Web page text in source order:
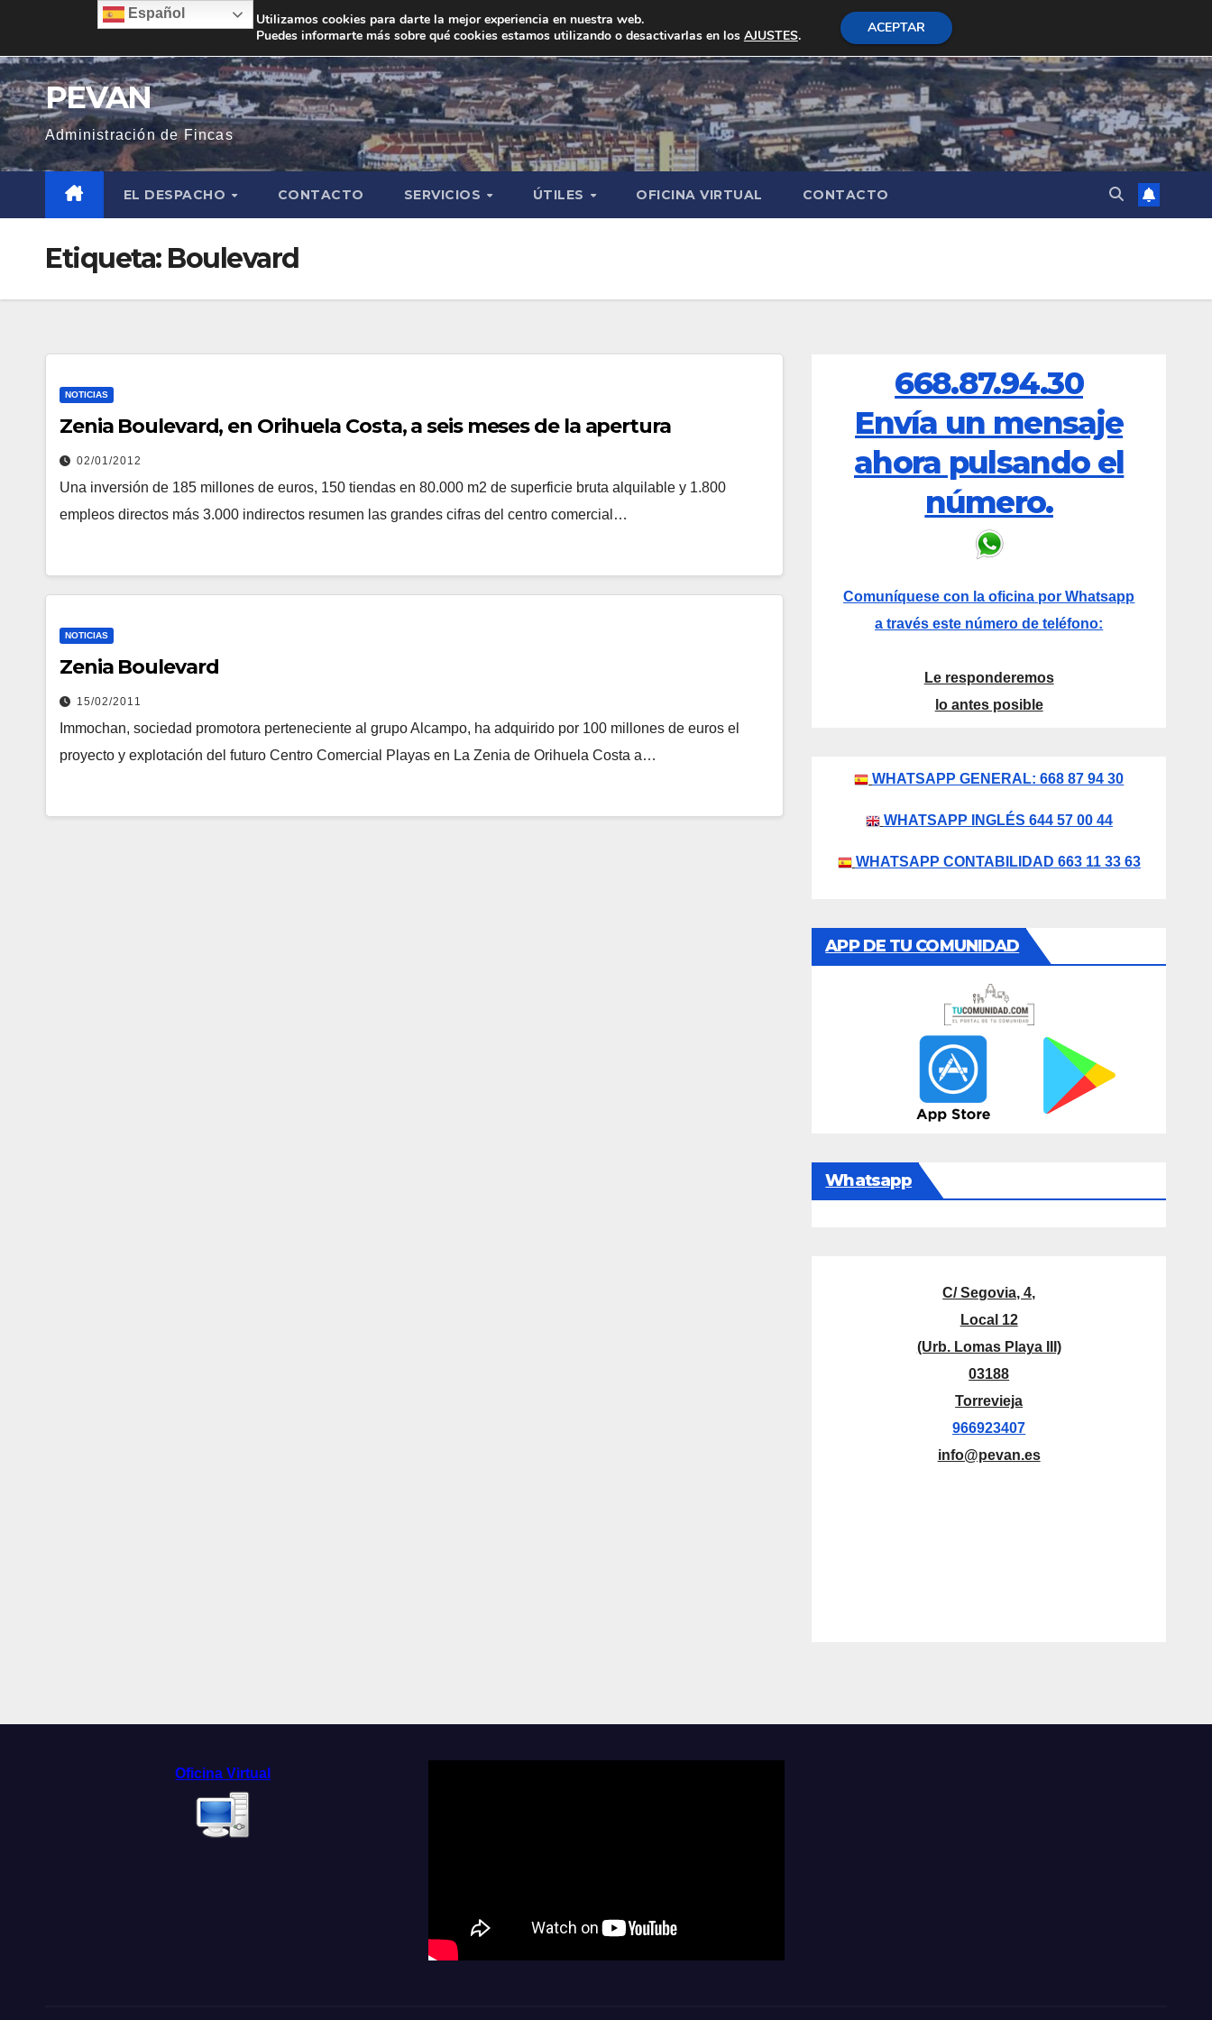
contenido
PEVAN
Administración de Fincas
EL DESPACHO CONTACTO SERVICIOS ÚTILES OFICINA VIRTUAL CONTACTO
Etiqueta: Boulevard
NOTICIAS
Zenia Boulevard, en Orihuela Costa, a seis meses de la apertura
02/01/2012
Una inversión de 185 millones de euros, 150 tiendas en 80.000 m2 de superficie bruta alquilable y 1.800
empleos directos más 3.000 indirectos resumen las grandes cifras del centro comercial…
NOTICIAS
Zenia Boulevard
15/02/2011
Immochan, sociedad promotora perteneciente al grupo Alcampo, ha adquirido por 100 millones de euros el
proyecto y explotación del futuro Centro Comercial Playas en La Zenia de Orihuela Costa a…
668.87.94.30
Envía un mensaje
ahora pulsando el
número.
Comuníquese con la oficina por Whatsapp
a través este número de teléfono:
Le responderemos
lo antes posible
WHATSAPP GENERAL: 668 87 94 30
WHATSAPP INGLÉS 644 57 00 44
WHATSAPP CONTABILIDAD 663 11 33 63
APP DE TU COMUNIDAD
Whatsapp
C/ Segovia, 4,
Local 12
(Urb. Lomas Playa III)
03188
Torrevieja
966923407
info@pevan.es
Oficina Virtual
Español
Utilizamos cookies para darte la mejor experiencia en nuestra web.
Puedes informarte más sobre qué cookies estamos utilizando o desactivarlas en los AJUSTES. ACEPTAR